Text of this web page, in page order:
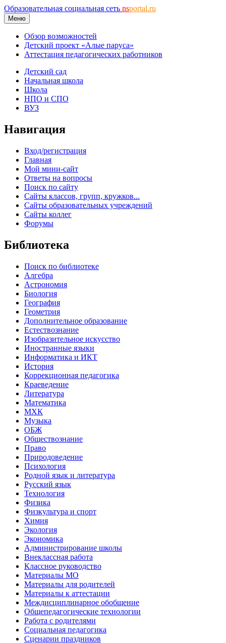
Образовательная социальная сеть nsportal.ru
Меню
Обзор возможностей
Детский проект «Алые паруса»
Аттестация педагогических работников
Детский сад
Начальная школа
Школа
НПО и СПО
ВУЗ
Навигация
Вход/регистрация
Главная
Мой мини-сайт
Ответы на вопросы
Поиск по сайту
Сайты классов, групп, кружков...
Сайты образовательных учреждений
Сайты коллег
Форумы
Библиотека
Поиск по библиотеке
Алгебра
Астрономия
Биология
География
Геометрия
Дополнительное образование
Естествознание
Изобразительное искусство
Иностранные языки
Информатика и ИКТ
История
Коррекционная педагогика
Краеведение
Литература
Математика
МХК
Музыка
ОБЖ
Обществознание
Право
Природоведение
Психология
Родной язык и литература
Русский язык
Технология
Физика
Физкультура и спорт
Химия
Экология
Экономика
Администрирование школы
Внеклассная работа
Классное руководство
Материалы МО
Материалы для родителей
Материалы к аттестации
Междисциплинарное обобщение
Общепедагогические технологии
Работа с родителями
Социальная педагогика
Сценарии праздников